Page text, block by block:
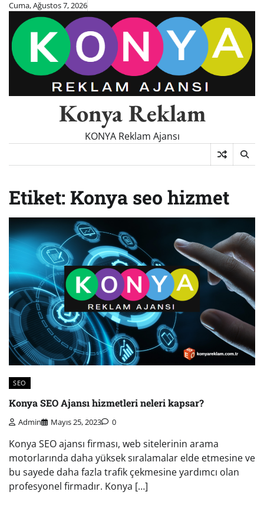
Skip
content
Cuma, Ağustos 7, 2026
Konya Reklam
KONYA Reklam Ajansı
Etiket: Konya seo hizmet
SEO
Konya SEO Ajansı hizmetleri neleri kapsar?
Admin Mayıs 25, 2023 0
Konya SEO ajansı firması, web sitelerinin arama
motorlarında daha yüksek sıralamalar elde etmesine ve
bu sayede daha fazla trafik çekmesine yardımcı olan
profesyonel firmadır. Konya […]